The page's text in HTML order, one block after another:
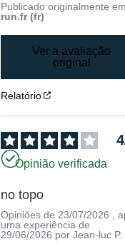
Publicado originalmente
run.fr (fr)
Ver a avaliação
original
Relatório
4
Opinião verificada
no topo
Opiniões de 23/07/2026
,
uma experiência de
29/06/2026 porJean-luc P.